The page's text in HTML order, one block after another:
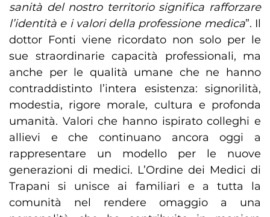
sanità del nostro territorio significa rafforzare
l’identità e i valori della professione medica”. Il
dottor Fonti viene ricordato non solo per le
sue straordinarie capacità professionali, ma
anche per le qualità umane che ne hanno
contraddistinto l’intera esistenza: signorilità,
modestia, rigore morale, cultura e profonda
umanità. Valori che hanno ispirato colleghi e
allievi e che continuano ancora oggi a
rappresentare un modello per le nuove
generazioni di medici. L’Ordine dei Medici di
Trapani si unisce ai familiari e a tutta la
comunità nel rendere omaggio a una